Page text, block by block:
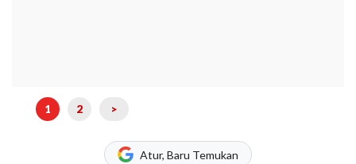
1 2 >
Atur, Baru Temukan